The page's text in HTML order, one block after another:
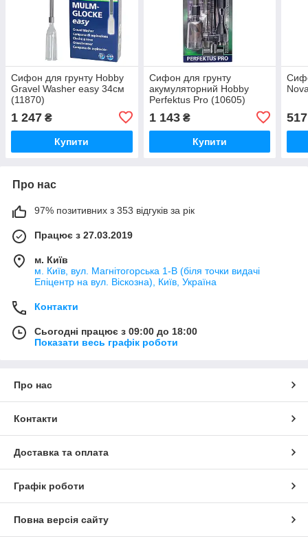
Сифон для грунту Hobby
Gravel Washer easy 34см
(11870)
1 247 ₴
Купити
Сифон для грунту
акумуляторний Hobby
Perfektus Pro (10605)
1 143₴
Купити
517
Про нас
97% позитивних з 353 відгуків за рік
Працює з 27.03.2019
м. Київ
м. Київ, вул. Магнітогорська 1-В (біля точки видачі
Епіцентр на вул. Віскозна), Київ, Україна
Контакти
Сьогодні працює з 09:00 до 18:00
Показати весь графік роботи
Про нас
Контакти
Доставка та оплата
Графік роботи
Повна версія сайту